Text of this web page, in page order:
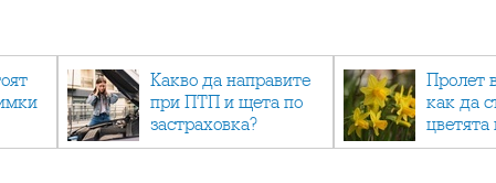
Какво да направите
при ПТП и щета по
застраховка?
Пролет
как да
цветята